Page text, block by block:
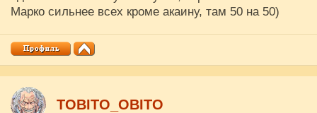
Марко сильнее всех кроме акаину, там 50 на 50)
ТОBITO_OBITO